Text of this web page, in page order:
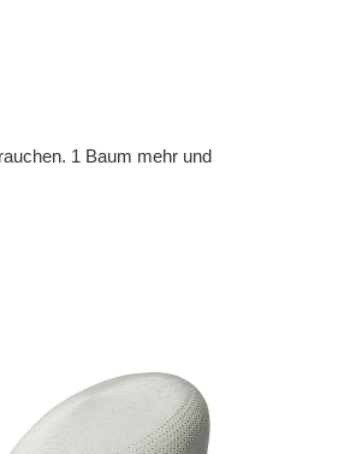
1 Baum mehr und